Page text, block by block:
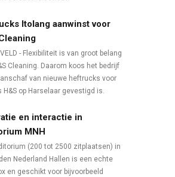
Itolang aanwinst voor
- Flexibiliteit is van groot belang
Cleaning. Daarom koos het bedrijf
van nieuwe heftrucks voor
op Harselaar gevestigd is.
en interactie in
MNH
(200 tot 2500 zitplaatsen) in
Nederland Hallen is een echte
en geschikt voor bijvoorbeeld